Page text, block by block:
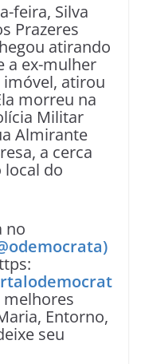
feira, Silva
Prazeres
atirando
a ex-mulher
atirou
morreu na
Militar
Almirante
a cerca
do
no
melhores
Entorno,
seu